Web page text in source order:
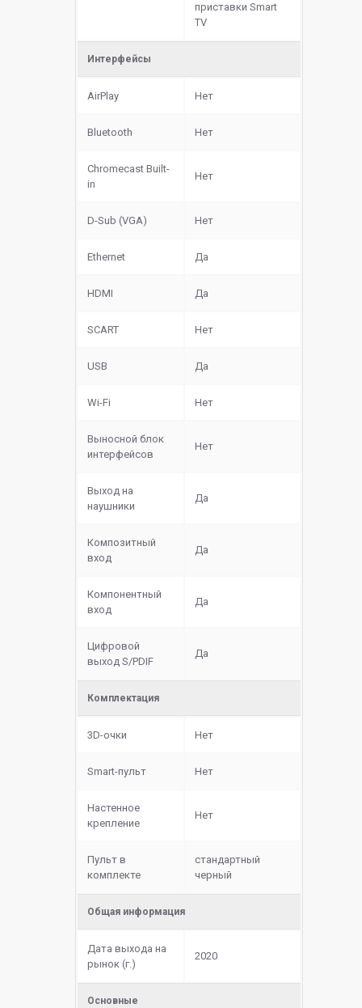
приставки Smart
TV
Интерфейсы
AirPlay Нет
Bluetooth Нет
Chromecast Built-
in
Нет
D-Sub (VGA) Нет
Ethernet Да
HDMI Да
SCART Нет
USB Да
Wi-Fi Нет
Выносной блок
интерфейсов
Нет
Выход на
наушники
Да
Композитный
вход
Да
Компонентный
вход
Да
Цифровой
выход S/PDIF
Да
Комплектация
3D-очки Нет
Smart-пульт Нет
Настенное
крепление
Нет
Пульт в
комплекте
стандартный
черный
Общая информация
Дата выхода на
рынок (г.)
2020
Основные